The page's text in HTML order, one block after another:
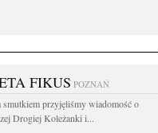
FIKUS POZNAŃ
smutkiem przyjęliśmy wiadomość o
Drogiej Koleżanki i...